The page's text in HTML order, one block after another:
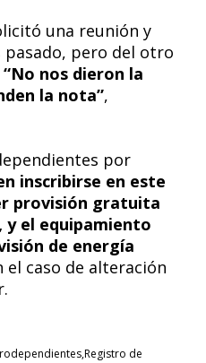
una reunión y
pasado, pero del otro
“No nos dieron la
la nota”,
por
inscribirse en este
provisión gratuita
y el equipamiento
de energía
el caso de alteración
Registro de